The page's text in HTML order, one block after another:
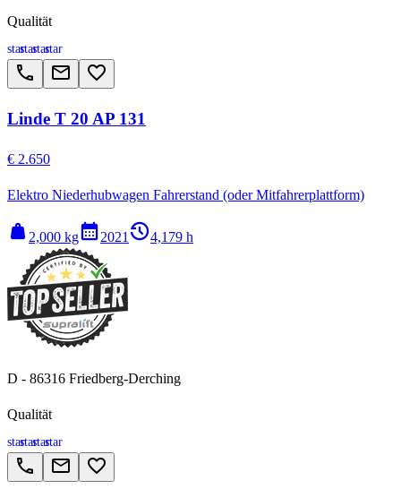
Qualität
starstarstarstar
call email favorite_border
Linde T 20 AP 131
€ 2.650
Elektro Niederhubwagen Fahrerstand (oder Mitfahrerplattform)
weight 2,000 kgcalendar_month2021 history_24,179 h
D - 86316 Friedberg-Derching
Qualität
starstarstarstar
call email favorite_border